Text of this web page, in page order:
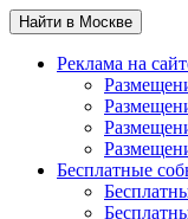
Найти в Москве
Реклама на
Бесплатные